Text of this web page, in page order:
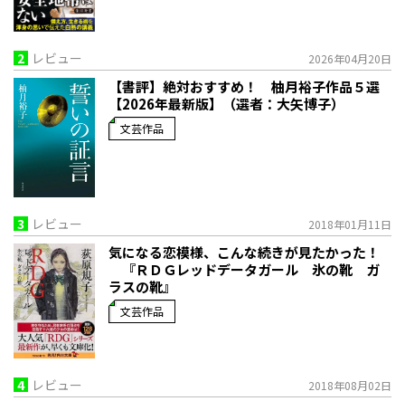
2 レビュー 2026年04月20日
【書評】絶対おすすめ！ 柚月裕子作品５選
【2026年最新版】（選者：大矢博子）
文芸作品
3 レビュー 2018年01月11日
気になる恋模様、こんな続きが見たかった！
『ＲＤＧレッドデータガール 氷の靴 ガ
ラスの靴』
文芸作品
4 レビュー 2018年08月02日